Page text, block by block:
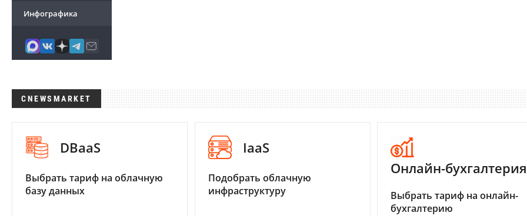
Инфографика
CNEWSMARKET
DBaaS
Выбрать тариф на облачную
базу данных
IaaS
Подобрать облачную
инфраструктуру
Онлайн-бухгалтерия
Выбрать тариф на онлайн-
бухгалтерию